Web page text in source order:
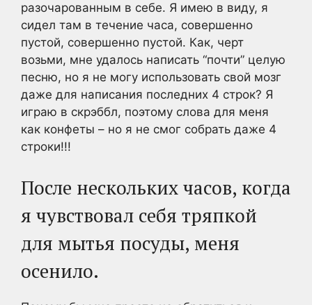
разочарованным в себе. Я имею в виду, я
сидел там в течение часа, совершенно
пустой, совершенно пустой. Как, черт
возьми, мне удалось написать “почти” целую
песню, но я не могу использовать свой мозг
даже для написания последних 4 строк? Я
играю в скрэббл, поэтому слова для меня
как конфеты – но я не смог собрать даже 4
строки!!!
После нескольких часов, когда
я чувствовал себя тряпкой
для мытья посуды, меня
осенило.